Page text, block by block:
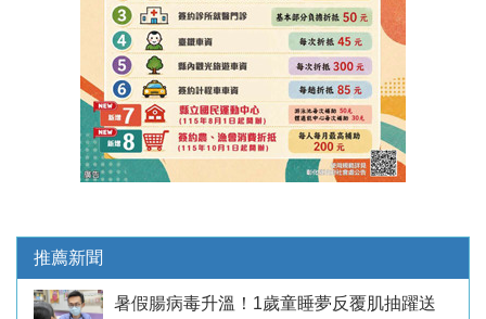
推薦新聞
暑假腸病毒升溫！1歲童睡夢反覆肌抽躍送